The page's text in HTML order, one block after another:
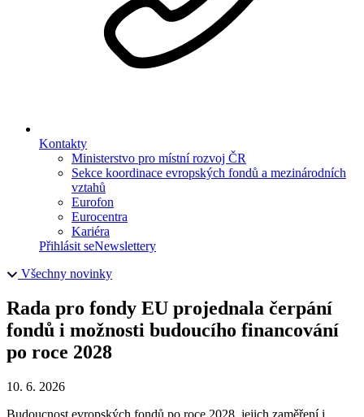
Kontakty
Ministerstvo pro místní rozvoj ČR
Sekce koordinace evropských fondů a mezinárodních
vztahů
Eurofon
Eurocentra
Kariéra
Přihlásit seNewslettery
Všechny novinky
Rada pro fondy EU projednala čerpání
fondů i možnosti budoucího financování
po roce 2028
10. 6. 2026
Budoucnost evropských fondů po roce 2028, jejich zaměření i